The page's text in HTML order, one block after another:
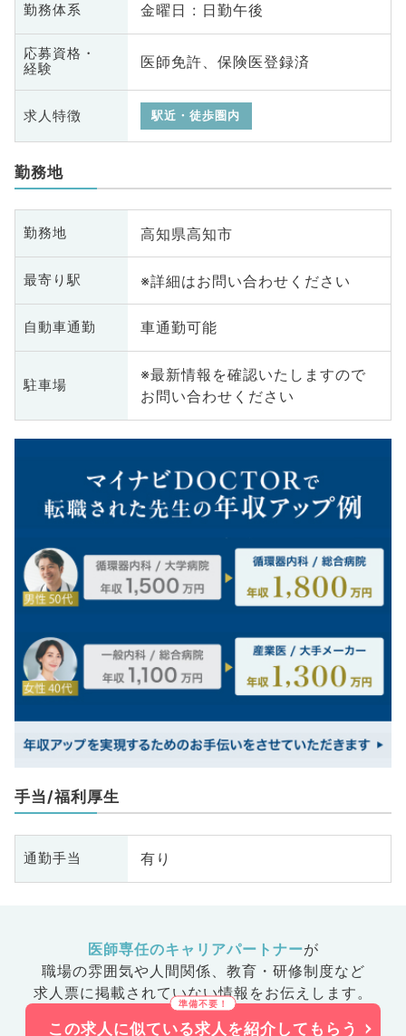
勤務体系 金曜日 : 日勤午後
応募資格・
経験
医師免許、保険医登録済
求人特徴 駅近・徒歩圏内
勤務地
勤務地 高知県高知市
最寄り駅 ※詳細はお問い合わせください
自動車通勤 車通勤可能
駐車場
※最新情報を確認いたしますので
お問い合わせください
手当/福利厚生
通勤手当 有り
医師専任のキャリアパートナーが
職場の雰囲気や人間関係、 教育・研修制度など
求人票に掲載されていない情報をお伝えします。
この求人に似ている求人を紹介してもらう